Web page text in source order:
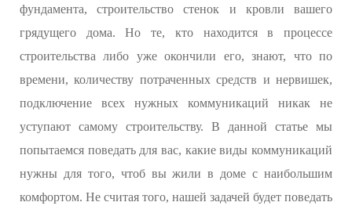
фундамента, строительство стенок и кровли вашего
грядущего дома. Но те, кто находится в процессе
строительства либо уже окончили его, знают, что по
времени, количеству потраченных средств и нервишек,
подключение всех нужных коммуникаций никак не
уступают самому строительству. В данной статье мы
попытаемся поведать для вас, какие виды коммуникаций
нужны для того, чтоб вы жили в доме с наибольшим
комфортом. Не считая того, нашей задачей будет поведать